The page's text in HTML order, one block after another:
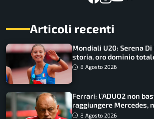
Articoli recenti
Mondiali U20: Serena
storia, oro dominio
marcia
8 Agosto 2026
Ferrari: l’ADUO2 non
raggiungere Mercedes,
Macarena
8 Agosto 2026